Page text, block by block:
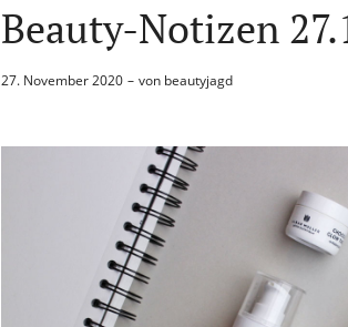
Beauty-Notizen
27. November 2020 von beautyjagd